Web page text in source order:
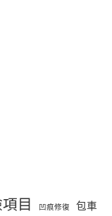
目 凹痕修復
包車